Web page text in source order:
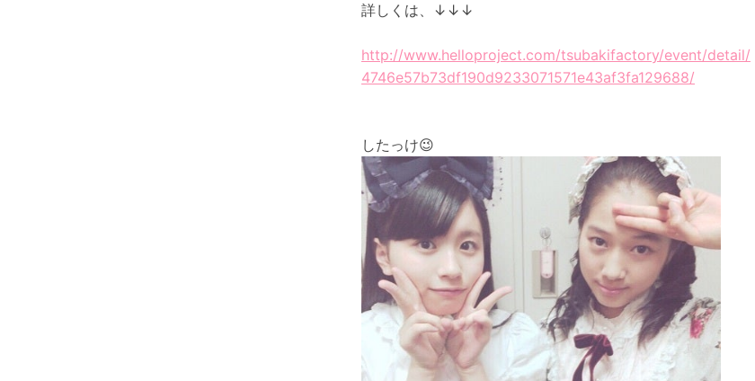
詳しくは、↓↓↓
http://www.helloproject.com/tsubakifactory/event/detail/
4746e57b73df190d9233071571e43af3fa129688/
したっけ😉